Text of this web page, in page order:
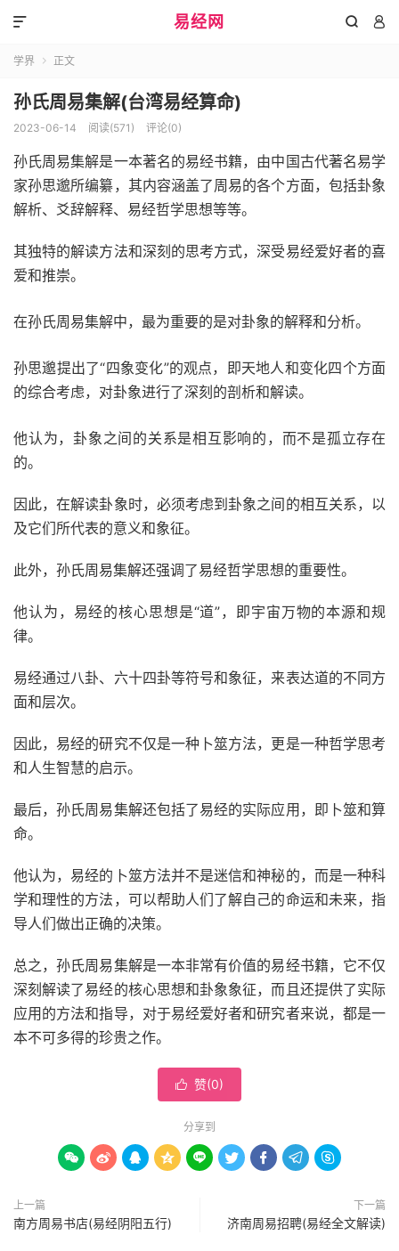
易经网  

学界  正文
孙氏周易集解(台湾易经算命)
2023-06-14 阅读(571) 评论(0)
孙氏周易集解是一本著名的易经书籍，由中国古代著名易学
家孙思邈所编纂，其内容涵盖了周易的各个方面，包括卦象
解析、爻辞解释、易经哲学思想等等。
其独特的解读方法和深刻的思考方式，深受易经爱好者的喜
爱和推崇。
在孙氏周易集解中，最为重要的是对卦象的解释和分析。
孙思邈提出了“四象变化”的观点，即天地人和变化四个方面
的综合考虑，对卦象进行了深刻的剖析和解读。
他认为，卦象之间的关系是相互影响的，而不是孤立存在
的。
因此，在解读卦象时，必须考虑到卦象之间的相互关系，以
及它们所代表的意义和象征。
此外，孙氏周易集解还强调了易经哲学思想的重要性。
他认为，易经的核心思想是“道”，即宇宙万物的本源和规
律。
易经通过八卦、六十四卦等符号和象征，来表达道的不同方
面和层次。
因此，易经的研究不仅是一种卜筮方法，更是一种哲学思考
和人生智慧的启示。
最后，孙氏周易集解还包括了易经的实际应用，即卜筮和算
命。
他认为，易经的卜筮方法并不是迷信和神秘的，而是一种科
学和理性的方法，可以帮助人们了解自己的命运和未来，指
导人们做出正确的决策。
总之，孙氏周易集解是一本非常有价值的易经书籍，它不仅
深刻解读了易经的核心思想和卦象象征，而且还提供了实际
应用的方法和指导，对于易经爱好者和研究者来说，都是一
本不可多得的珍贵之作。
 赞(0)
分享到
        
上一篇
南方周易书店(易经阴阳五行)
下一篇
济南周易招聘(易经全文解读)